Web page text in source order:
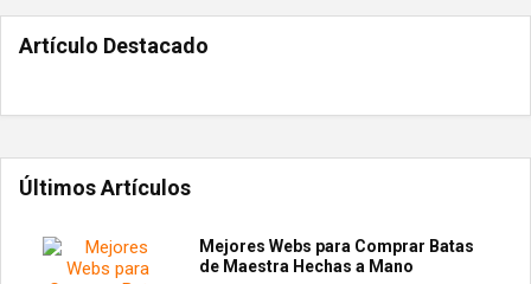
Artículo Destacado
Últimos Artículos
Mejores Webs para Comprar Batas
de Maestra Hechas a Mano